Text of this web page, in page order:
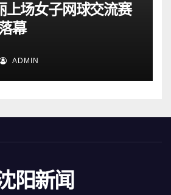
上场女子网球交流赛
幕
ADMIN
阳新闻